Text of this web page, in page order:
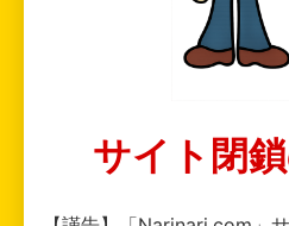
サイト閉